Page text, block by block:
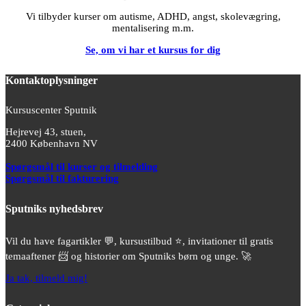
Vi tilbyder kurser om autisme, ADHD, angst, skolevægring,
mentalisering m.m.
Se, om vi har et kursus for dig
Kontaktoplysninger
Kursuscenter Sputnik
Hejrevej 43, stuen,
2400 København NV
Spørgsmål til kurser og tilmelding
Spørgsmål til fakturering
Sputniks nyhedsbrev
Vil du have fagartikler 💬, kursustilbud ⭐️, invitationer til gratis
temaaftener 📨 og historier om Sputniks børn og unge. 🚀
Ja tak, tilmeld mig!